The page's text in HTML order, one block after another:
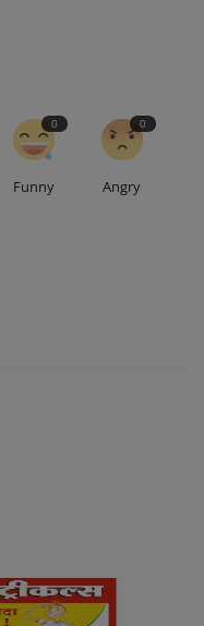
0
Funny
0
Angry